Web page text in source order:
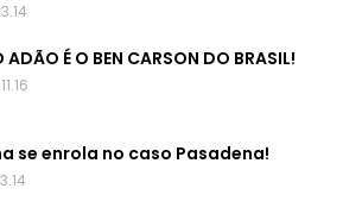
ADÃO É O BEN CARSON DO BRASIL!
se enrola no caso Pasadena!